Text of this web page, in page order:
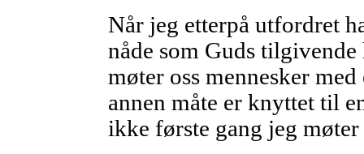
Når jeg etterpå utfordret
nåde som Guds
møter oss mennesker
annen måte er knyttet til
ikke første gang jeg